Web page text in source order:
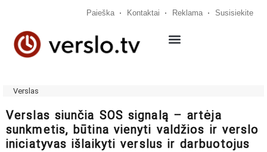
Paieška Kontaktai Reklama Susisiekite
Verslas
Verslas siunčia SOS signalą – artėja
sunkmetis, būtina vienyti valdžios ir verslo
iniciatyvas išlaikyti verslus ir darbuotojus